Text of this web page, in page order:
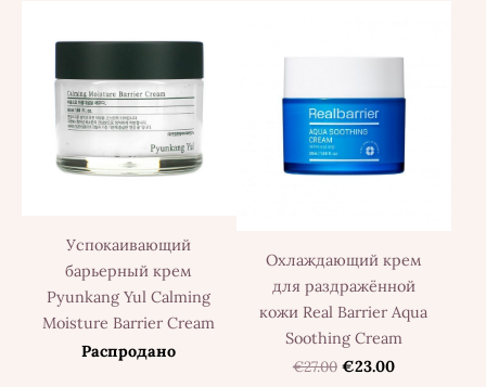
Успокаивающий
барьерный крем
Pyunkang Yul Calming
Moisture Barrier Cream
Распродано
Охлаждающий крем
для раздражённой
кожи Real Barrier Aqua
Soothing Cream
€27.00 €23.00